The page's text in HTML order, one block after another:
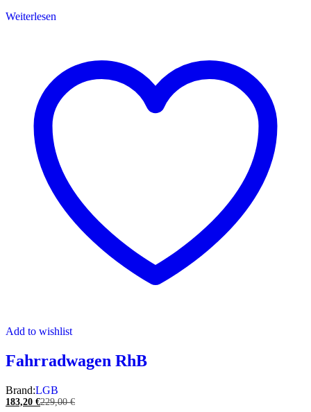
Weiterlesen
Add to wishlist
Fahrradwagen RhB
Brand:LGB
183,20 €229,00€